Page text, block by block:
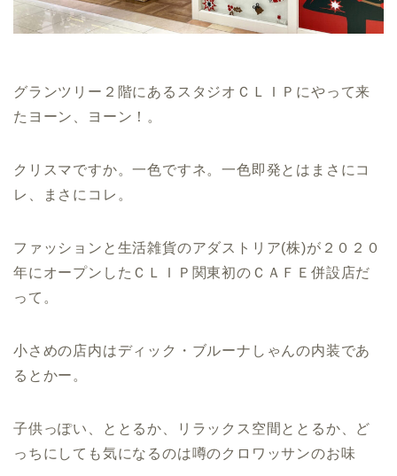
グランツリー２階にあるスタジオＣＬＩＰにやって来
たヨーン、ヨーン！。
クリスマですか。一色ですネ。一色即発とはまさにコ
レ、まさにコレ。
ファッションと生活雑貨のアダストリア(株)が２０２０
年にオープンしたＣＬＩＰ関東初のＣＡＦＥ併設店だ
って。
小さめの店内はディック・ブルーナしゃんの内装であ
るとかー。
子供っぽい、ととるか、リラックス空間ととるか、ど
っちにしても気になるのは噂のクロワッサンのお味